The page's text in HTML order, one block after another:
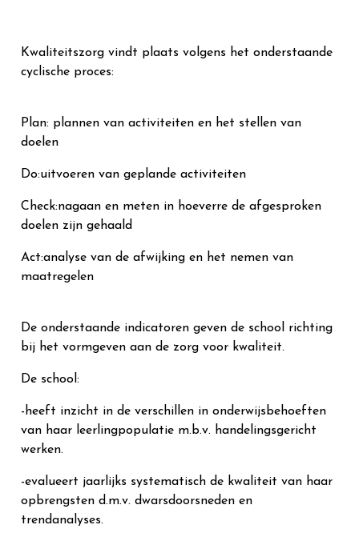
Kwaliteitszorg vindt plaats volgens het onderstaande
cyclische proces:
Plan: plannen van activiteiten en het stellen van
doelen
Do:uitvoeren van geplande activiteiten
Check:nagaan en meten in hoeverre de afgesproken
doelen zijn gehaald
Act:analyse van de afwijking en het nemen van
maatregelen
De onderstaande indicatoren geven de school richting
bij het vormgeven aan de zorg voor kwaliteit.
De school:
-heeft inzicht in de verschillen in onderwijsbehoeften
van haar leerlingpopulatie m.b.v. handelingsgericht
werken.
-evalueert jaarlijks systematisch de kwaliteit van haar
opbrengsten d.m.v. dwarsdoorsneden en
trendanalyses.